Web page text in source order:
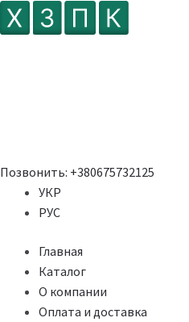
Позвонить: +380675732125
УКР
РУС
Главная
Каталог
О компании
Оплата и доставка